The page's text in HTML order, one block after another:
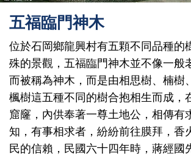
五福臨門神木
位於石岡鄉龍興村有五顆不同品種的
殊的景觀，五福臨門神木並不像一般
而被稱為神木，而是由相思樹、楠樹
楓樹這五種不同的樹合抱相生而成，
窟窿，內供奉著一尊土地公，相傳有
知，有事相求者，紛紛前往膜拜，香
民的信賴，民國六十四年時，蔣經國